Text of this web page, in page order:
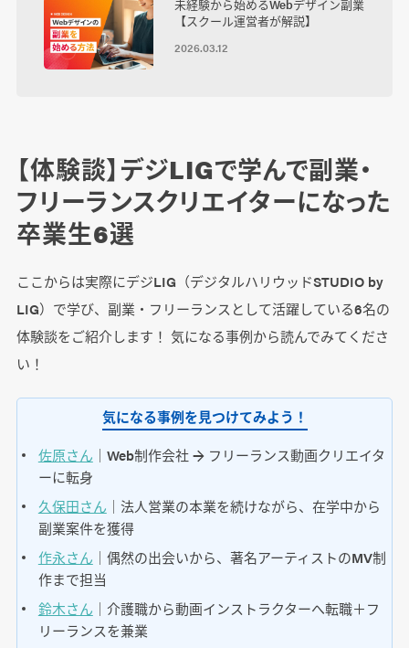
未経験から始めるWebデザイン副業
【スクール運営者が解説】
2026.03.12
【体験談】デジLIGで学んで副業・
フリーランスクリエイターになった
卒業生6選
ここからは実際にデジLIG（デジタルハリウッドSTUDIO by
LIG）で学び、副業・フリーランスとして活躍している6名の
体験談をご紹介します！ 気になる事例から読んでみてくださ
い！
気になる事例を見つけてみよう！
佐原さん ｜Web制作会社 → フリーランス動画クリエイタ
ーに転身
久保田さん ｜法人営業の本業を続けながら、在学中から
副業案件を獲得
作永さん ｜偶然の出会いから、著名アーティストのMV制
作まで担当
鈴木さん ｜介護職から動画インストラクターへ転職＋フ
リーランスを兼業